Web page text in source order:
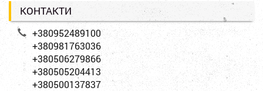
КОНТАКТИ
+380952489100
+380981763036
+380506279866
+380505204413
+380500137837